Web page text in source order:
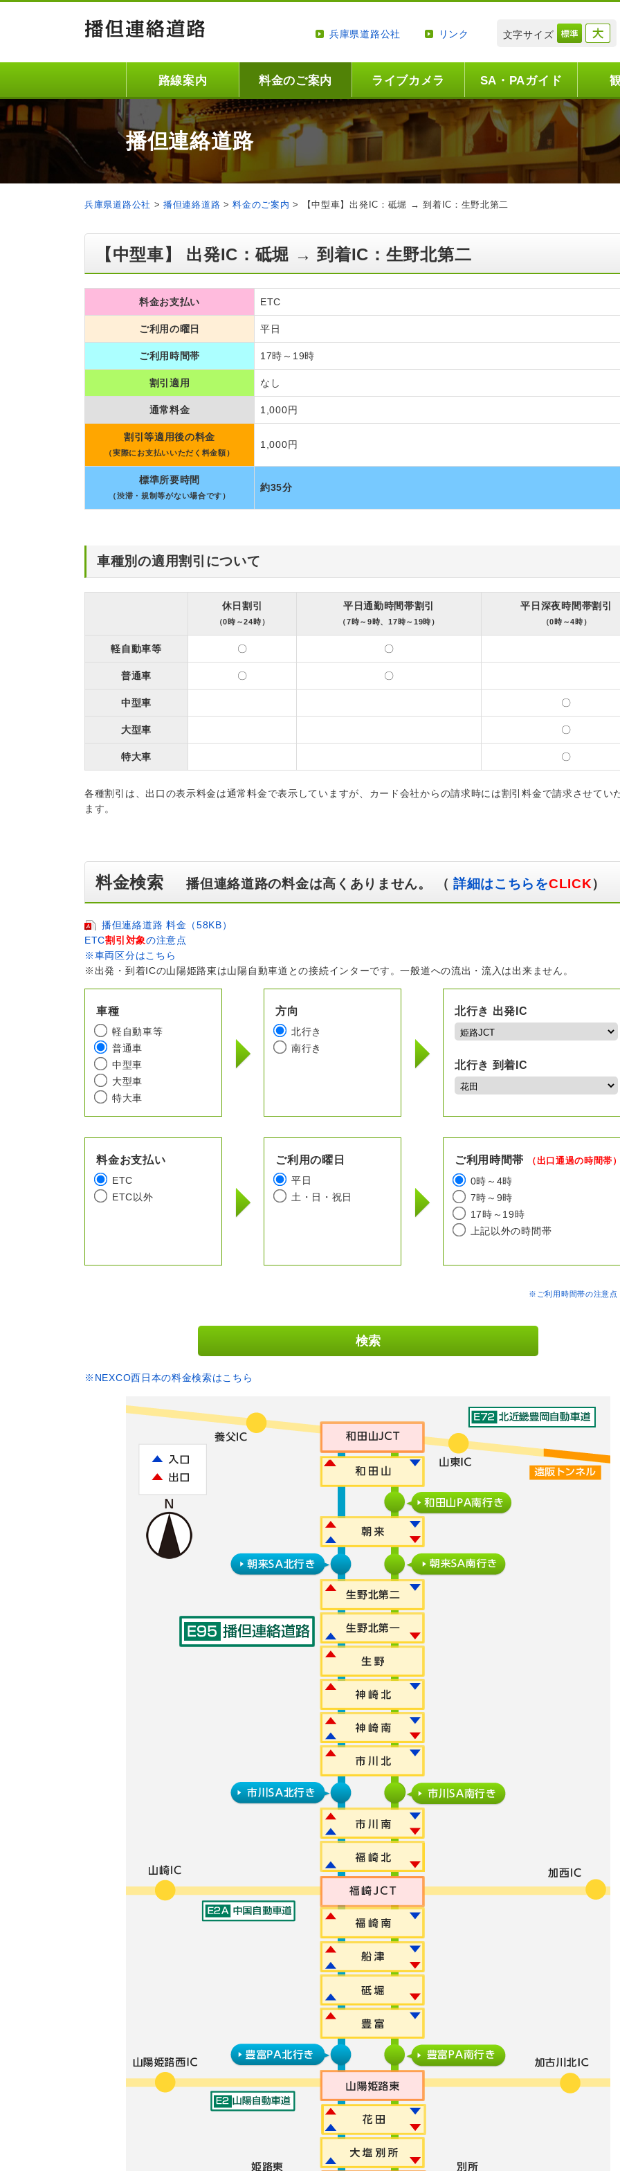
兵庫県道路公社 リンク 文字サイズ
路線案内 料金のご案内 ライブカメラ SA・PAガイド
播但連絡道路
兵庫県道路公社 >播但連絡道路 >料金のご案内 > 【中型車】出発IC：砥堀 → 到着IC：生野北第二
【中型車】 出発IC：砥堀 → 到着IC：生野北第二
料金お支払い ETC
ご利用の曜日 平日
ご利用時間帯 17時～19時
割引適用 なし
通常料金 1,000円
割引等適用後の料金
（実際にお支払いいただく料金額）
1,000円
標準所要時間
（渋滞・規制等がない場合です）
約35分
車種別の適用割引について
休日割引
（0時～24時）
平日通勤時間帯割引
（7時～9時、17時～19時）
平日深夜時間帯割引
（0時～4時）
軽自動車等 〇 〇
普通車 〇 〇
中型車 〇
大型車 〇
特大車 〇
各種割引は、出口の表示料金は通常料金で表示していますが、カード会社からの請求時には割引料金で請求させてい
ます。
料金検索播但連絡道路の料金は高くありません。 （ 詳細はこちらをCLICK）
播但連絡道路 料金（58KB）
ETC割引対象の注意点
※車両区分はこちら
※出発・到着ICの山陽姫路東は山陽自動車道との接続インターです。一般道への流出・流入は出来ません。
車種
軽自動車等
普通車
中型車
大型車
特大車
方向
北行き
南行き
北行き 出発IC
北行き 到着IC
料金お支払い
ETC
ETC以外
ご利用の曜日
平日
土・日・祝日
ご利用時間帯 （出口通過の時間帯
0時～4時
7時～9時
17時～19時
上記以外の時間帯
※ご利用時間帯の注意
※NEXCO西日本の料金検索はこちら